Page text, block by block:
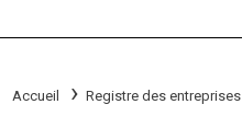
Accueil Registre des entreprises